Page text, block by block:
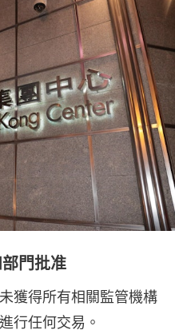
門批准
獲得所有相關監管機構
行任何交易。